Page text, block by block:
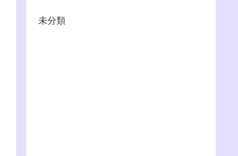
未分類